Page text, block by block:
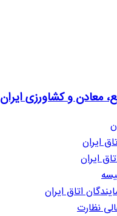
معادن و کشاورزی ایران
ایران
ایران
اتاق ایران
نظارت